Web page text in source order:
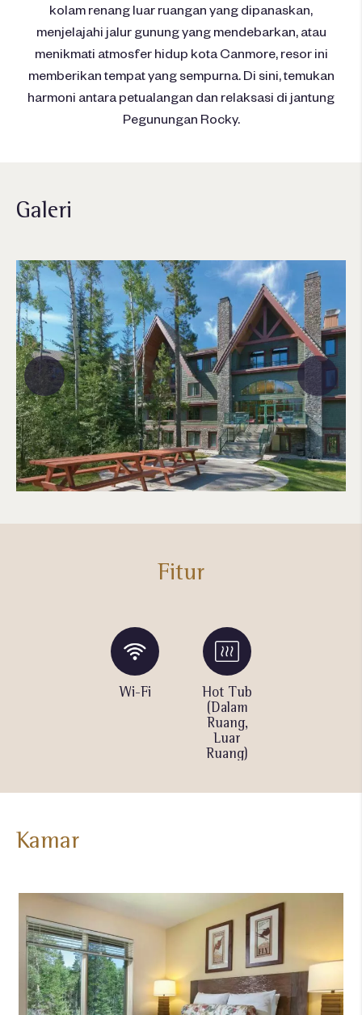
kolam renang luar ruangan yang dipanaskan,
menjelajahi jalur gunung yang mendebarkan, atau
menikmati atmosfer hidup kota Canmore, resor ini
memberikan tempat yang sempurna. Di sini, temukan
harmoni antara petualangan dan relaksasi di jantung
Pegunungan Rocky.
Galeri
Fitur
Wi-Fi
Hot Tub
(Dalam
Ruang,
Luar
Ruang)
Kamar